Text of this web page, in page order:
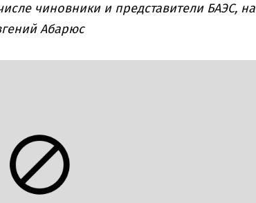
чиновники и представители БАЭС, на
Абарюс